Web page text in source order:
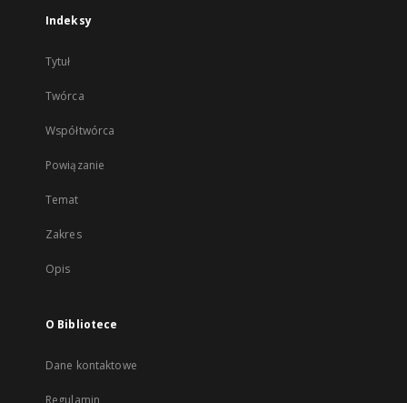
Indeksy
Tytuł
Twórca
Współtwórca
Powiązanie
Temat
Zakres
Opis
O Bibliotece
Dane kontaktowe
Regulamin